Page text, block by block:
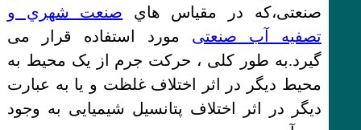
ﺻﻨﻌﺘﯽ،ﮐﻪ در ﻣﻘﯿﺎس ﻫﺎي ﺻﻨﻌﺖ ﺷﻬﺮي و
تصفیه آب ﺻﻨﻌﺘﯽ ﻣﻮرد اﺳﺘﻔﺎده ﻗﺮار ﻣﯽ
ﮔﯿﺮد.ﺑﻪ ﻃﻮر ﮐﻠﯽ ، ﺣﺮﮐﺖ ﺟﺮم از ﯾﮏ ﻣﺤﯿﻂ ﺑﻪ
ﻣﺤﯿﻂ دﯾﮕﺮ در اﺛﺮ اﺧﺘﻠﺎف ﻏﻠﻈﺖ و ﯾﺎ ﺑﻪ ﻋﺒﺎرت
دﯾﮕﺮ در اﺛﺮ اﺧﺘﻠﺎف ﭘﺘﺎﻧﺴﯿﻞ ﺷﯿﻤﯿﺎﯾﯽ ﺑﻪ وﺟﻮد